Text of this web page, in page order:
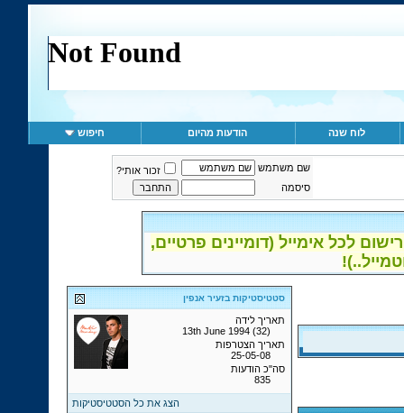
לוח שנה הודעות מהיום חיפוש
שם משתמש
זכור אותי?
סיסמה
לכל אימייל (דומיינים פרטיים,
סטטיסטיקות בזעיר אנפין
תאריך לידה
13th June 1994 (32)
תאריך הצטרפות
25-05-08
סה"כ הודעות
835
הצג את כל הסטטיסטיקות